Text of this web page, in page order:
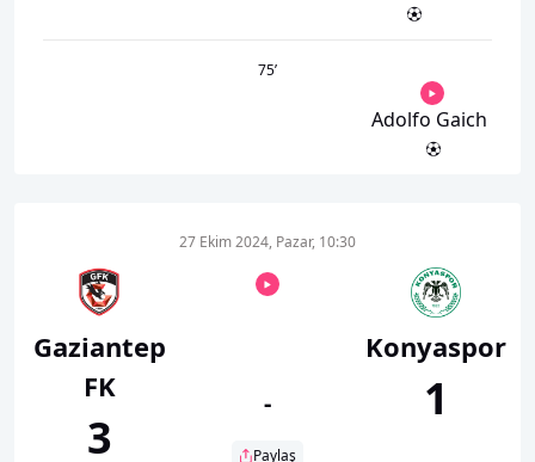
75’
Adolfo Gaich
Gaziantep
FK
3
27 Ekim 2024, Pazar, 10:30
-
Paylaş
Konyaspor
1